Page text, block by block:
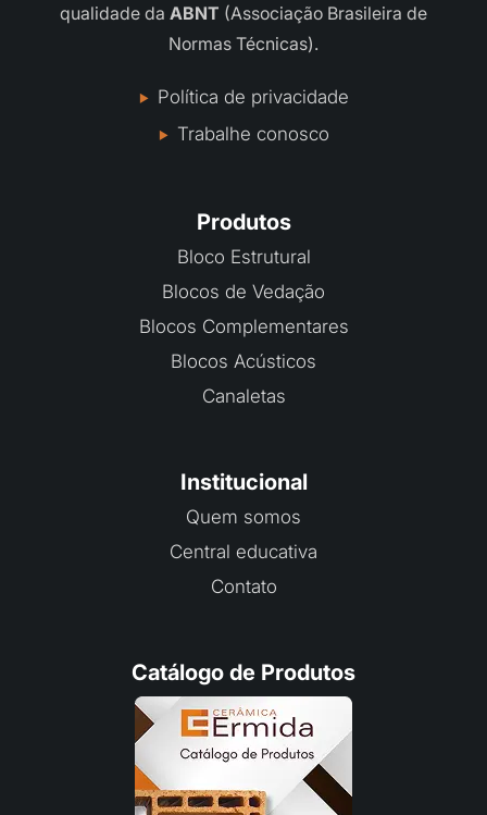
qualidade da ABNT (Associação Brasileira de
Normas Técnicas).
Política de privacidade
Trabalhe conosco
Produtos
Bloco Estrutural
Blocos de Vedação
Blocos Complementares
Blocos Acústicos
Canaletas
Institucional
Quem somos
Central educativa
Contato
Catálogo de Produtos